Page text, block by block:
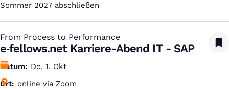
Sommer 2027 abschließen
From Process to Performance
:
e‑fellows.net Karriere-Abend IT - SAP
Datum
Do, 1. Okt
Ort
online via Zoom